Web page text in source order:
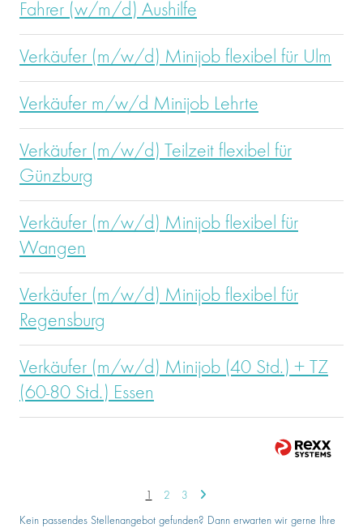
Fahrer (w/m/d) Aushilfe
Verkäufer (m/w/d) Minijob flexibel für Ulm
Verkäufer m/w/d Minijob Lehrte
Verkäufer (m/w/d) Teilzeit flexibel für
Günzburg
Verkäufer (m/w/d) Minijob flexibel für
Wangen
Verkäufer (m/w/d) Minijob flexibel für
Regensburg
Verkäufer (m/w/d) Minijob (40 Std.) + TZ
(60-80 Std.) Essen
1 2 3
Kein passendes Stellenangebot gefunden? Dann erwarten wir gerne Ihre